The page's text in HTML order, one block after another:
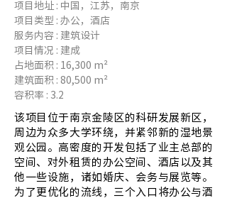
项目地址 : 中国，江苏，南京
项目类型 : 办公，酒店
服务内容 : 建筑设计
项目情况 : 建成
占地面积 : 16,300 m²
建筑面积 : 80,500 m²
容积率 : 3.2
该项目位于南京金陵区的科研发展新区，
周边为众多大学环绕，并紧邻新的湿地景
观公园。高密度的开发包括了业主总部的
空间、对外租赁的办公空间、酒店以及其
他一些设施，诸如婚庆、会务与展览等。
为了更优化的流线，三个入口将办公与酒